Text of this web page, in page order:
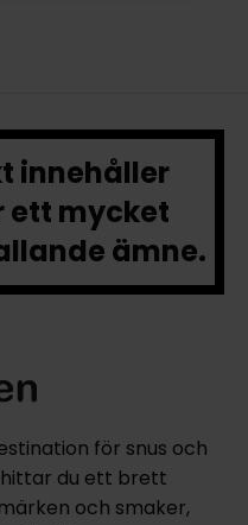
innehåller
ett mycket
ämne.
för snus och
hittar du ett brett
och smaker,